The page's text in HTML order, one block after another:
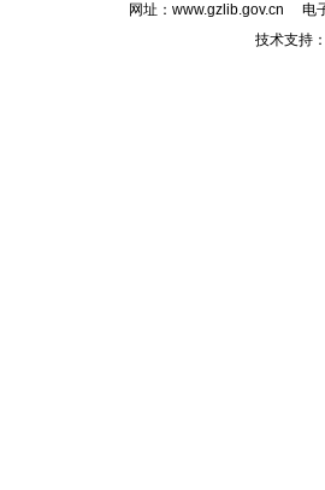
网址：www.gzlib.gov.cn 电
技术支持